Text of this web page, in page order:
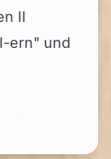
II
ern" und